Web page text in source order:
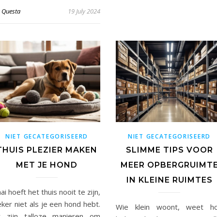
Questa 19 July 2024
NIET GECATEGORISEERD
PLEZIER MAKEN
MET JE HOND
hoeft het thuis nooit te zijn,
niet als je een hond hebt.
NIET GECATEGORISEERD
SLIMME TIPS VOOR
MEER
IN KLEINE RUIMTES
Wie klein woont, weet